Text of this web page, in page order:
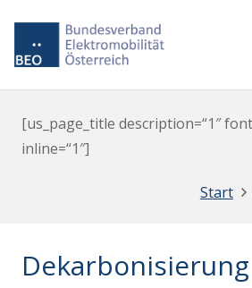
[us_page_title description=“1″
inline=“1″]
Start
Dekarbonisierung